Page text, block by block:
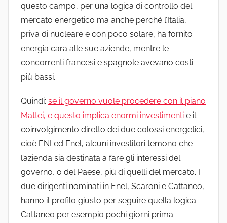
questo campo, per una logica di controllo del
mercato energetico ma anche perché l’Italia,
priva di nucleare e con poco solare, ha fornito
energia cara alle sue aziende, mentre le
concorrenti francesi e spagnole avevano costi
più bassi.
Quindi: se il governo vuole procedere con il piano
Mattei, e questo implica enormi investimenti e il
coinvolgimento diretto dei due colossi energetici,
cioè ENI ed Enel, alcuni investitori temono che
l’azienda sia destinata a fare gli interessi del
governo, o del Paese, più di quelli del mercato. I
due dirigenti nominati in Enel, Scaroni e Cattaneo,
hanno il profilo giusto per seguire quella logica.
Cattaneo per esempio pochi giorni prima